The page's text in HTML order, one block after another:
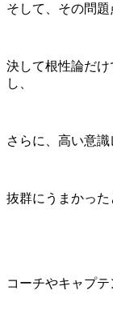
そして、その問題
決して根性論だ
し、
さらに、高い意
抜群にうまかった
コーチやキャプ